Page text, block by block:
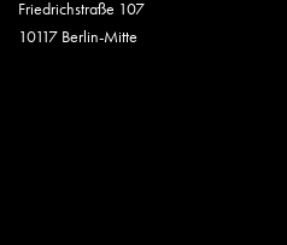
Friedrichstraße 107
10117 Berlin-Mitte